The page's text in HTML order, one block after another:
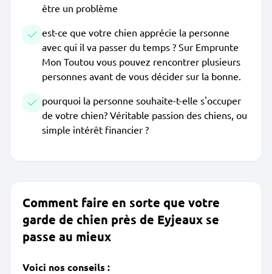
être un problème
est-ce que votre chien apprécie la personne
avec qui il va passer du temps ? Sur Emprunte
Mon Toutou vous pouvez rencontrer plusieurs
personnes avant de vous décider sur la bonne.
pourquoi la personne souhaite-t-elle s'occuper
de votre chien? Véritable passion des chiens, ou
simple intérêt financier ?
Comment faire en sorte que votre
garde de chien près de Eyjeaux se
passe au mieux
Voici nos conseils :